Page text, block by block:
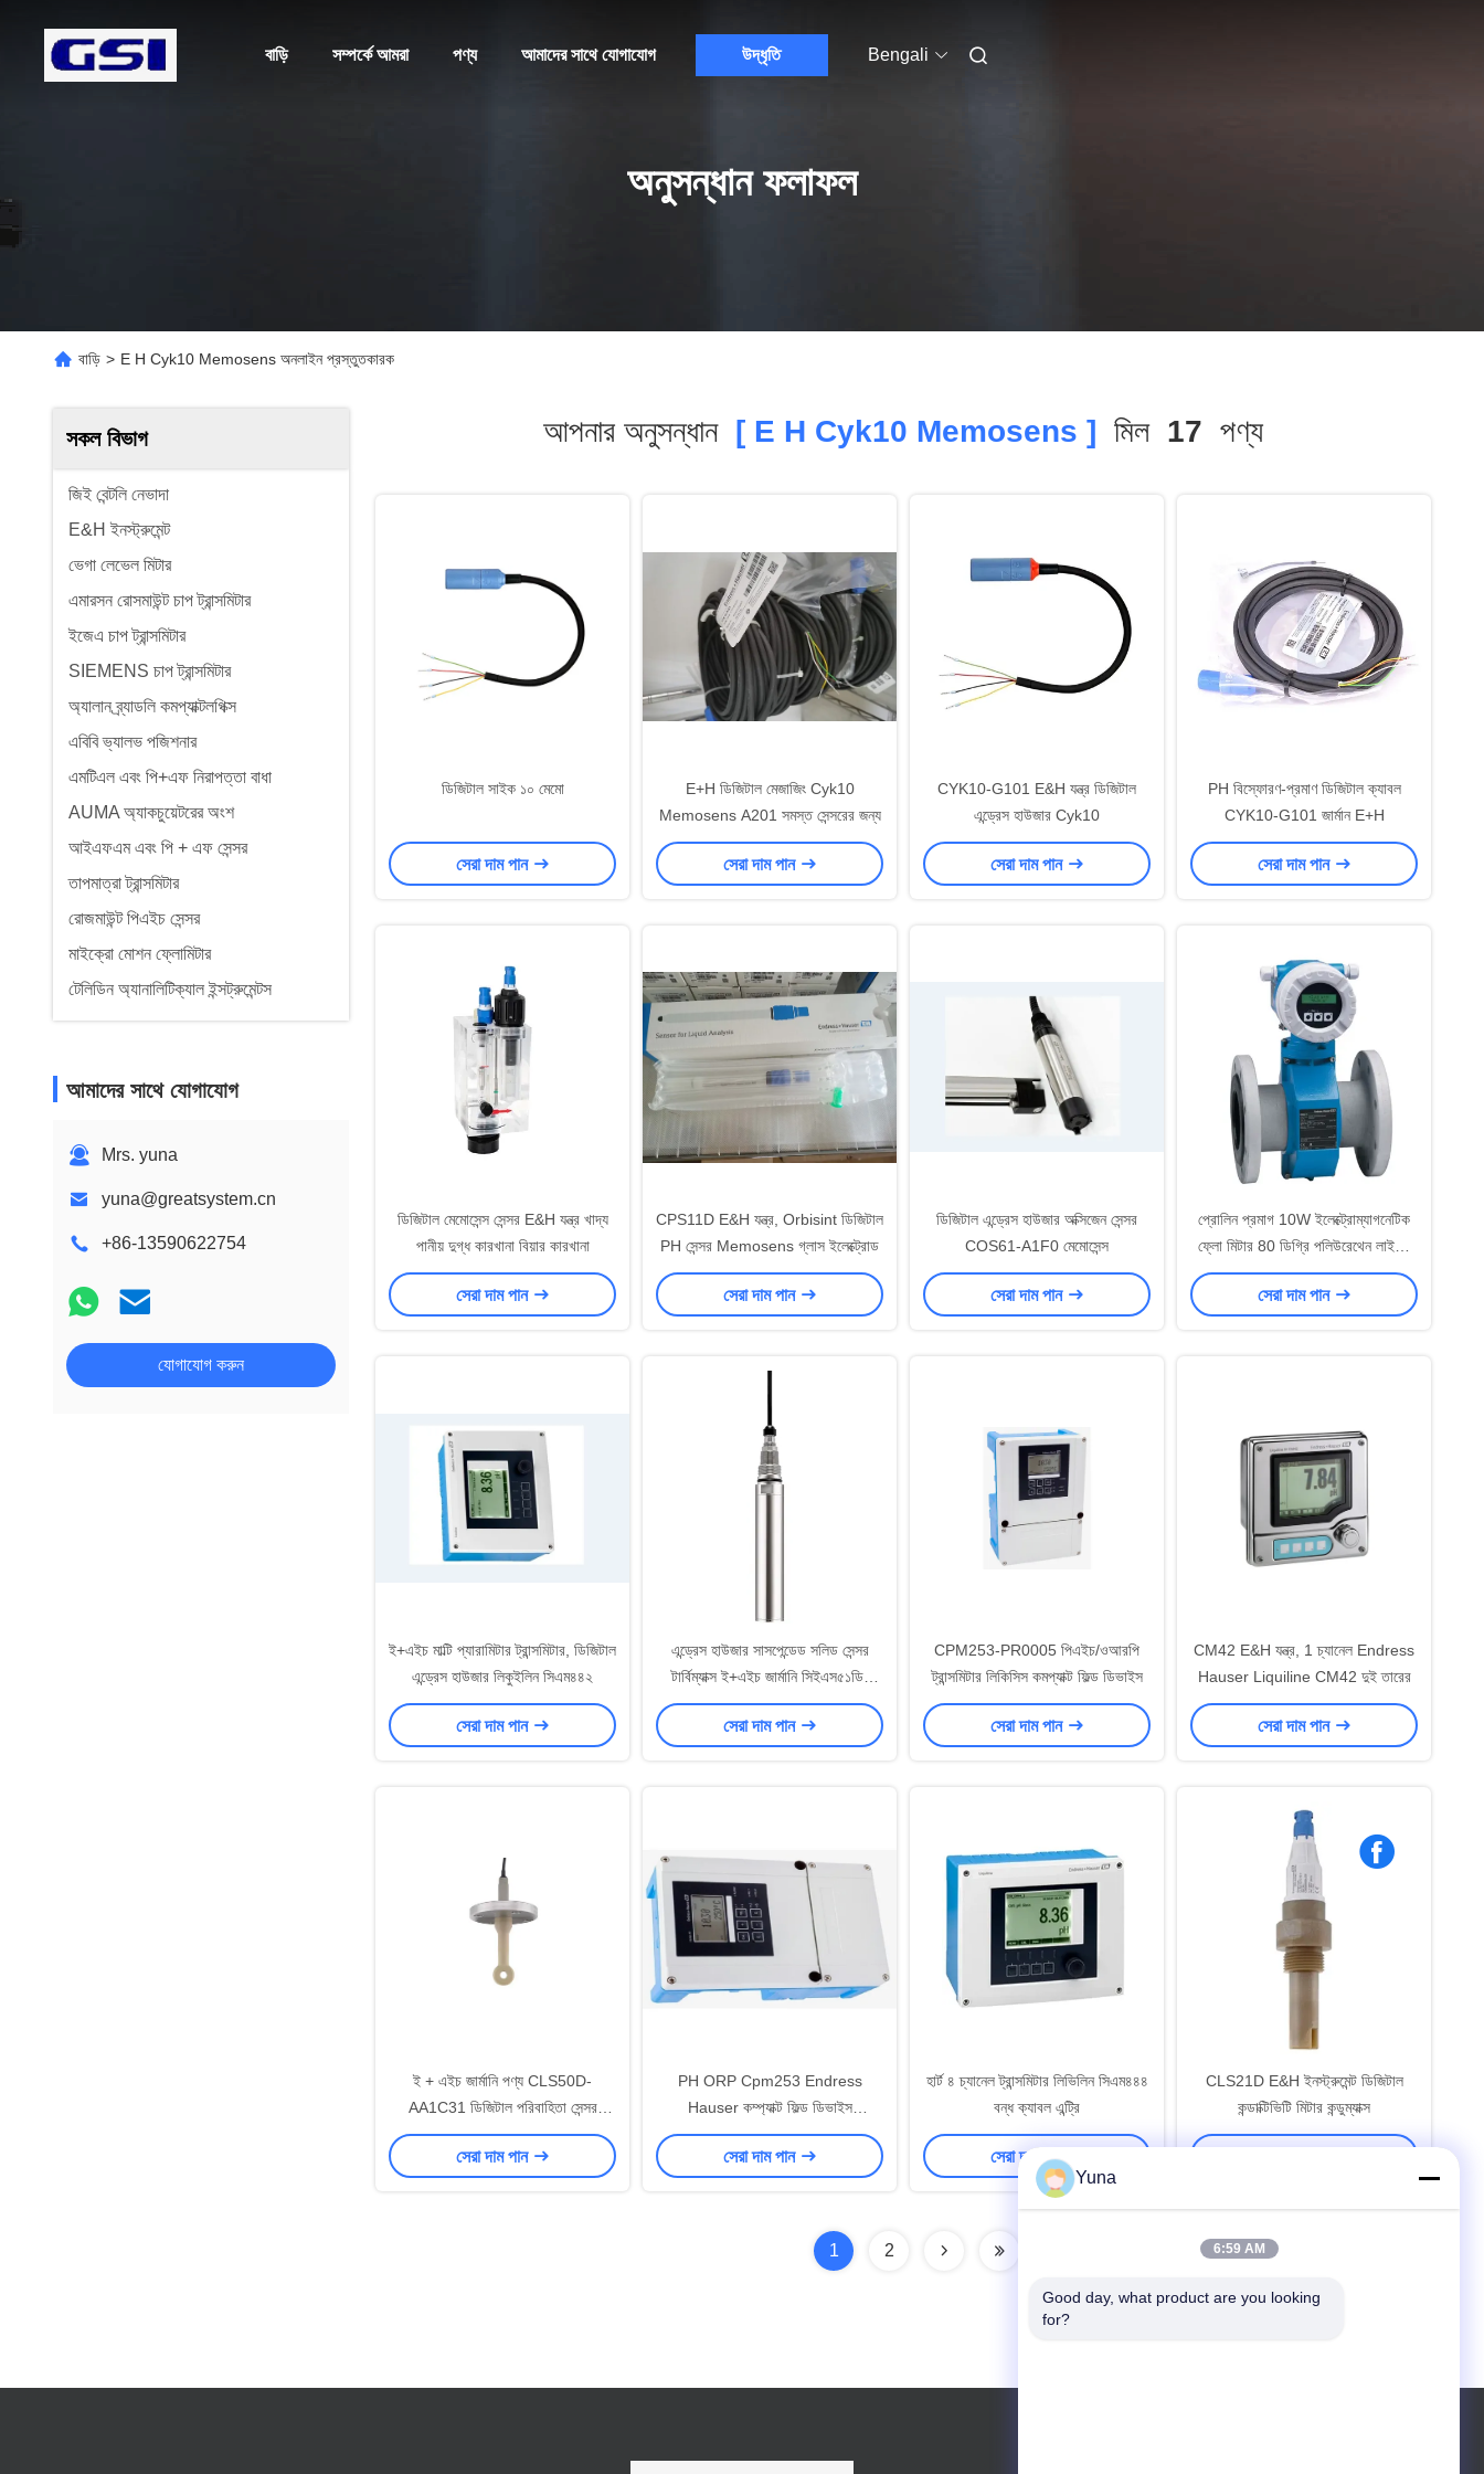
বাড়ি সম্পর্কে আমরা পণ্য আমাদের সাথে যোগাযোগ উদ্ধৃতি Bengali
অনুসন্ধান ফলাফল
বাড়ি > E H Cyk10 Memosens অনলাইন প্রস্তুতকারক
সকল বিভাগ
জিই বেন্টলি নেভাদা
E&H ইনস্ট্রুমেন্ট
ভেগা লেভেল মিটার
এমারসন রোসমাউন্ট চাপ ট্রান্সমিটার
ইজেএ চাপ ট্রান্সমিটার
SIEMENS চাপ ট্রান্সমিটার
অ্যালান ব্র্যাডলি কমপ্যাক্টলগিক্স
এবিবি ভ্যালভ পজিশনার
এমটিএল এবং পি+এফ নিরাপত্তা বাধা
AUMA অ্যাকচুয়েটরের অংশ
আইএফএম এবং পি + এফ সেন্সর
তাপমাত্রা ট্রান্সমিটার
রোজমাউন্ট পিএইচ সেন্সর
মাইক্রো মোশন ফ্লোমিটার
টেলিডিন অ্যানালিটিক্যাল ইন্সট্রুমেন্টস
আমাদের সাথে যোগাযোগ
Mrs. yuna
yuna@greatsystem.cn
+86-13590622754
যোগাযোগ করুন
আপনার অনুসন্ধান[ E H Cyk10 Memosens ] মিল 17 পণ্য
ডিজিটাল সাইক ১০ মেমো
সেরা দাম পান
E+H ডিজিটাল মেজাজিং Cyk10
Memosens A201 সমস্ত সেন্সরের জন্য
সেরা দাম পান
CYK10-G101 E&H যন্ত্র ডিজিটাল
এন্ড্রেস হাউজার Cyk10
সেরা দাম পান
PH বিস্ফোরণ-প্রমাণ ডিজিটাল ক্যাবল
CYK10-G101 জার্মান E+H
সেরা দাম পান
ডিজিটাল মেমোসেন্স সেন্সর E&H যন্ত্র খাদ্য
পানীয় দুগ্ধ কারখানা বিয়ার কারখানা
সেরা দাম পান
CPS11D E&H যন্ত্র, Orbisint ডিজিটাল
PH সেন্সর Memosens গ্লাস ইলেক্ট্রোড
সেরা দাম পান
ডিজিটাল এন্ড্রেস হাউজার অক্সিজেন সেন্সর
COS61-A1F0 মেমোসেন্স
সেরা দাম পান
প্রোলিন প্রমাগ 10W ইলেক্ট্রোম্যাগনেটিক
ফ্লো মিটার 80 ডিগ্রি পলিউরেথেন লাইনার
সহ
সেরা দাম পান
ই+এইচ মাল্টি প্যারামিটার ট্রান্সমিটার, ডিজিটাল
এন্ড্রেস হাউজার লিকুইলিন সিএম৪৪২
সেরা দাম পান
এন্ড্রেস হাউজার সাসপেন্ডেড সলিড সেন্সর
টার্বিম্যাক্স ই+এইচ জার্মানি সিইএস৫১ডি-
এএডি১এ৩
সেরা দাম পান
CPM253-PR0005 পিএইচ/ওআরপি
ট্রান্সমিটার লিকিসিস কমপ্যাক্ট ফিল্ড ডিভাইস
সেরা দাম পান
CM42 E&H যন্ত্র, 1 চ্যানেল Endress
Hauser Liquiline CM42 দুই তারের
সেরা দাম পান
ই + এইচ জার্মানি পণ্য CLS50D-
AA1C31 ডিজিটাল পরিবাহিতা সেন্সর
Indumax পরিবাহিতা সেন্সর
সেরা দাম পান
PH ORP Cpm253 Endress
Hauser কম্প্যাক্ট ফিল্ড ডিভাইস
CPM253-MR0105
সেরা দাম পান
হার্ট ৪ চ্যানেল ট্রান্সমিটার লিভিলিন সিএম৪৪৪
বন্ধ ক্যাবল এন্ট্রি
সেরা দাম পান
CLS21D E&H ইনস্ট্রুমেন্ট ডিজিটাল
কন্ডাক্টিভিটি মিটার কন্ডুম্যাক্স
1 2
Yuna
6:59 AM
Good day, what product are you looking
for?